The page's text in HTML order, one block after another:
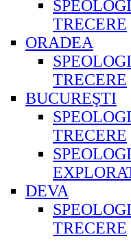
TRECERE
ORADEA
TRECERE
BUCUREŞTI
TRECERE
DEVA
TRECERE